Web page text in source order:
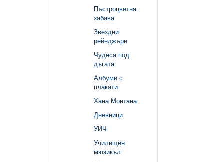
Пъстроцветна
забава
Звездни
рейнджъри
Чудеса под
дъгата
Албуми с
плакати
Хана Монтана
Дневници
УИЧ
Училищен
мюзикъл